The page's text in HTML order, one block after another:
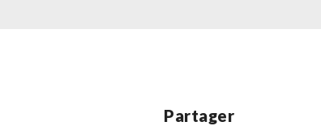
Partager